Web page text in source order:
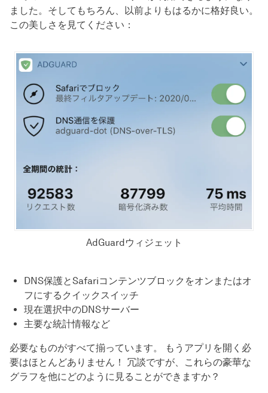
ました。そしてもちろん、以前よりもはるかに格好良い。
この美しさを見てください：
AdGuardウィジェット
DNS保護とSafariコンテンツブロックをオンまたはオ
フにするクイックスイッチ
現在選択中のDNSサーバー
主要な統計情報など
必要なものがすべて揃っています。 もうアプリを開く必
要はほとんどありません！ 冗談ですが、これらの豪華な
グラフを他にどのように見ることができますか？